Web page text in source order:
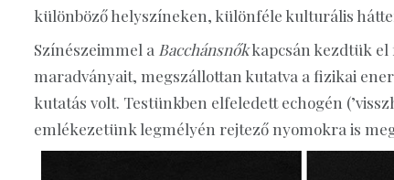
különböző helyszíneken, különféle kulturális
Színészeimmel a Bacchánsnőkkapcsán kezdtük el
maradványait, megszállottan kutatva a fizikai
kutatás volt. Testünkben elfeledett echogén
emlékezetünk legmélyén rejtező nyomokra is